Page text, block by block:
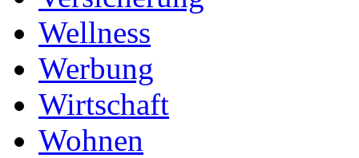
Wellness
Werbung
Wirtschaft
Wohnen